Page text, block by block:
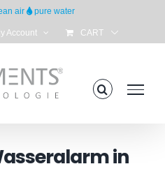
air pure water
Account CART
in